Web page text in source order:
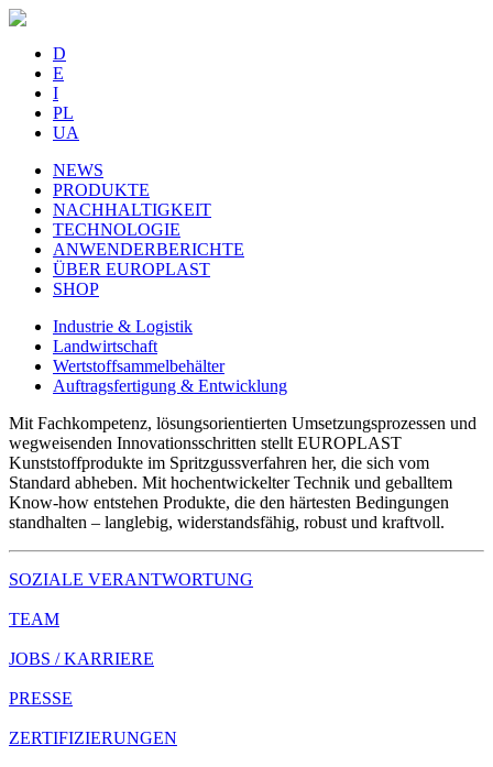
D
E
I
PL
UA
NEWS
PRODUKTE
NACHHALTIGKEIT
TECHNOLOGIE
ANWENDERBERICHTE
ÜBER EUROPLAST
SHOP
Industrie & Logistik
Landwirtschaft
Wertstoffsammelbehälter
Auftragsfertigung & Entwicklung
Mit Fachkompetenz, lösungsorientierten Umsetzungsprozessen und
wegweisenden Innovationsschritten stellt EUROPLAST
Kunststoffprodukte im Spritzgussverfahren her, die sich vom
Standard abheben. Mit hochentwickelter Technik und geballtem
Know-how entstehen Produkte, die den härtesten Bedingungen
standhalten – langlebig, widerstandsfähig, robust und kraftvoll.
SOZIALE VERANTWORTUNG
TEAM
JOBS / KARRIERE
PRESSE
ZERTIFIZIERUNGEN